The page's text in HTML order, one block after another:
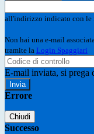
all'indirizzo indicato con le
Non hai una e-mail
tramite la Login Spaggiari
E-mail inviata, si prega
Errore
Chiudi
Successo